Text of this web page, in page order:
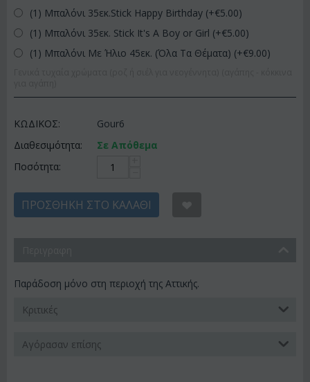
(1) Μπαλόνι 35εκ.Stick Happy Birthday (+€5.00)
(1) Μπαλόνι 35εκ. Stick It's A Boy or Girl (+€5.00)
(1) Μπαλόνι Με Ήλιο 45εκ. (Όλα Τα Θέματα) (+€9.00)
ΚΩΔΙΚΟΣ:
Gour6
Διαθεσιμότητα:
Σε Απόθεμα
Ποσότητα:
ΠΡΟΣΘΉΚΗ ΣΤΟ ΚΑΛΆΘΙ
Παράδοση μόνο στη περιοχή της Αττικής.
Κριτικές
Αγόρασαν επίσης